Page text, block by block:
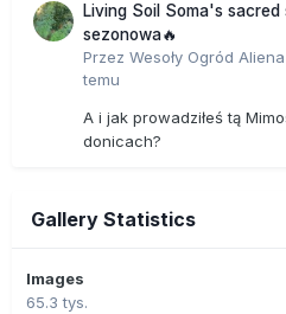
Living Soil Soma's sacred
sezonowa🔥
Przez Wesoły Ogród Aliena
temu
A i jak prowadziłeś tą
donicach?
Gallery Statistics
Images
65.3 tys.